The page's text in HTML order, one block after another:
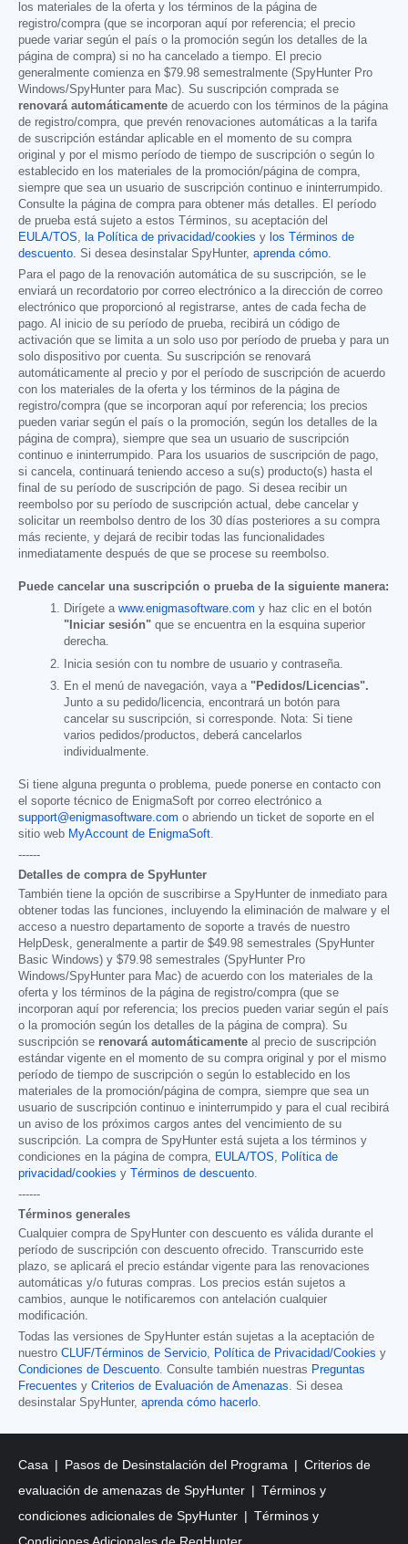
los materiales de la oferta y los términos de la página de
registro/compra (que se incorporan aquí por referencia; el precio
puede variar según el país o la promoción según los detalles de la
página de compra) si no ha cancelado a tiempo. El precio
generalmente comienza en $79.98 semestralmente (SpyHunter Pro
Windows/SpyHunter para Mac). Su suscripción comprada se
renovará automáticamente de acuerdo con los términos de la página
de registro/compra, que prevén renovaciones automáticas a la tarifa
de suscripción estándar aplicable en el momento de su compra
original y por el mismo período de tiempo de suscripción o según lo
establecido en los materiales de la promoción/página de compra,
siempre que sea un usuario de suscripción continuo e ininterrumpido.
Consulte la página de compra para obtener más detalles. El período
de prueba está sujeto a estos Términos, su aceptación del
EULA/TOS, la Política de privacidad/cookies y los Términos de
descuento. Si desea desinstalar SpyHunter, aprenda cómo.
Para el pago de la renovación automática de su suscripción, se le
enviará un recordatorio por correo electrónico a la dirección de correo
electrónico que proporcionó al registrarse, antes de cada fecha de
pago. Al inicio de su período de prueba, recibirá un código de
activación que se limita a un solo uso por período de prueba y para un
solo dispositivo por cuenta. Su suscripción se renovará
automáticamente al precio y por el período de suscripción de acuerdo
con los materiales de la oferta y los términos de la página de
registro/compra (que se incorporan aquí por referencia; los precios
pueden variar según el país o la promoción, según los detalles de la
página de compra), siempre que sea un usuario de suscripción
continuo e ininterrumpido. Para los usuarios de suscripción de pago,
si cancela, continuará teniendo acceso a su(s) producto(s) hasta el
final de su período de suscripción de pago. Si desea recibir un
reembolso por su período de suscripción actual, debe cancelar y
solicitar un reembolso dentro de los 30 días posteriores a su compra
más reciente, y dejará de recibir todas las funcionalidades
inmediatamente después de que se procese su reembolso.
Puede cancelar una suscripción o prueba de la siguiente manera:
Dirígete a www.enigmasoftware.com y haz clic en el botón
"Iniciar sesión" que se encuentra en la esquina superior
derecha.
Inicia sesión con tu nombre de usuario y contraseña.
En el menú de navegación, vaya a "Pedidos/Licencias".
Junto a su pedido/licencia, encontrará un botón para
cancelar su suscripción, si corresponde. Nota: Si tiene
varios pedidos/productos, deberá cancelarlos
individualmente.
Si tiene alguna pregunta o problema, puede ponerse en contacto con
el soporte técnico de EnigmaSoft por correo electrónico a
support@enigmasoftware.com o abriendo un ticket de soporte en el
sitio web MyAccount de EnigmaSoft
------
Detalles de compra de SpyHunter
También tiene la opción de suscribirse a SpyHunter de inmediato para
obtener todas las funciones, incluyendo la eliminación de malware y el
acceso a nuestro departamento de soporte a través de nuestro
HelpDesk, generalmente a partir de $49.98 semestrales (SpyHunter
Basic Windows) y $79.98 semestrales (SpyHunter Pro
Windows/SpyHunter para Mac) de acuerdo con los materiales de la
oferta y los términos de la página de registro/compra (que se
incorporan aquí por referencia; los precios pueden variar según el país
o la promoción según los detalles de la página de compra). Su
suscripción se renovará automáticamente al precio de suscripción
estándar vigente en el momento de su compra original y por el mismo
período de tiempo de suscripción o según lo establecido en los
materiales de la promoción/página de compra, siempre que sea un
usuario de suscripción continuo e ininterrumpido y para el cual recibirá
un aviso de los próximos cargos antes del vencimiento de su
suscripción. La compra de SpyHunter está sujeta a los términos y
condiciones en la página de compra,
EULA/TOS
Política de
privacidad/cookies y Términos de descuento
------
Términos generales
Cualquier compra de SpyHunter con descuento es válida durante el
período de suscripción con descuento ofrecido. Transcurrido este
plazo, se aplicará el precio estándar vigente para las renovaciones
automáticas y/o futuras compras. Los precios están sujetos a
cambios, aunque le notificaremos con antelación cualquier
modificación.
Todas las versiones de SpyHunter están sujetas a la aceptación de
nuestro CLUF/Términos de Servicio Política de Privacidad/Cookies y
Condiciones de Descuento . Consulte también nuestras Preguntas
Frecuentes y Criterios de Evaluación de Amenazas . Si desea
desinstalar SpyHunter, aprenda cómo hacerlo
Casa Pasos de Desinstalación del Programa
Criterios de
evaluación de amenazas de SpyHunter
Términos y
condiciones adicionales de SpyHunter
Términos y
Condiciones Adicionales de RegHunter